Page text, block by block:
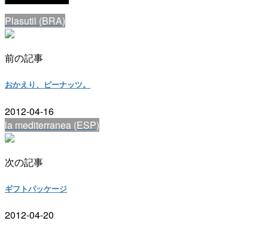
Plasutil (BRA)
前の記事
おかえり、ピーナッツ。
2012-04-16
la mediterranea (ESP)
次の記事
ギフトパッケージ
2012-04-20